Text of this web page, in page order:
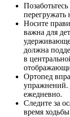
перегружать
Носите
важна для
должна
в
Ортопед
упражнений.
ежедневно.
Следите за
время